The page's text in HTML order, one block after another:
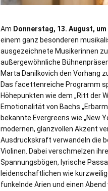
Am Donnerstag, 13. August, um
einem ganz besonderen
ausgezeichnete Musikerinnen
außergewöhnliche
Marta Danilkovich den Vorhang
Das facettenreiche Programm
Höhepunkten wie dem „Ritt der
Emotionalität von Bachs
bekannte Evergreens wie „New
modernen, glanzvollen Akzent
Ausdruckskraft verwandeln die
Violinen. Dabei verschmelzen
Spannungsbögen, lyrische
leidenschaftlichen wie
funkelnde Arien und einen